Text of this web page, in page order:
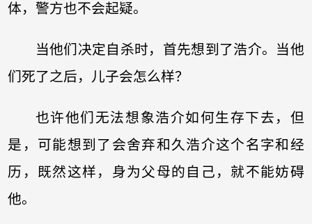
体，警方也不会起疑。
当他们决定自杀时，首先想到了浩介。当他
们死了之后，儿子会怎么样？
也许他们无法想象浩介如何生存下去，但
是，可能想到了会舍弃和久浩介这个名字和经
历，既然这样，身为父母的自己，就不能妨碍
他。